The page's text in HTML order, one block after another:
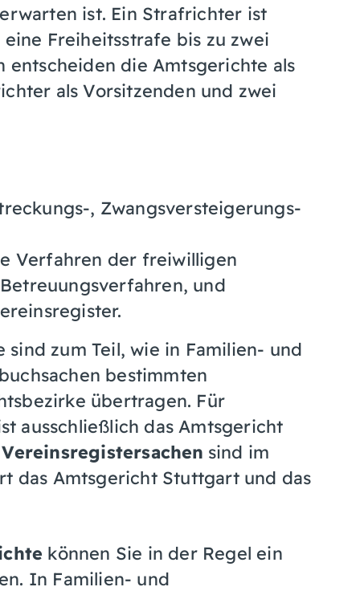
ist. Ein Strafrichter ist
Freiheitsstrafe bis zu zwei
entscheiden die Amtsgerichte als
als Vorsitzenden und zwei
, Zwangsversteigerungs-
Verfahren der freiwilligen
und
zum Teil, wie in Familien- und
bestimmten
übertragen. Für
ausschließlich das Amtsgericht
sind im
das Amtsgericht Stuttgart und das
können Sie in der Regel ein
In Familien- und